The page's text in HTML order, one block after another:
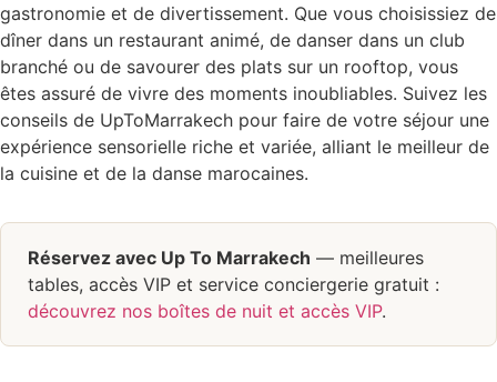
gastronomie et de divertissement. Que vous choisissiez de
dîner dans un restaurant animé, de danser dans un club
branché ou de savourer des plats sur un rooftop, vous
êtes assuré de vivre des moments inoubliables. Suivez les
conseils de UpToMarrakech pour faire de votre séjour une
expérience sensorielle riche et variée, alliant le meilleur de
la cuisine et de la danse marocaines.
Réservez avec Up To Marrakech — meilleures
tables, accès VIP et service conciergerie gratuit :
découvrez nos boîtes de nuit et accès VIP.